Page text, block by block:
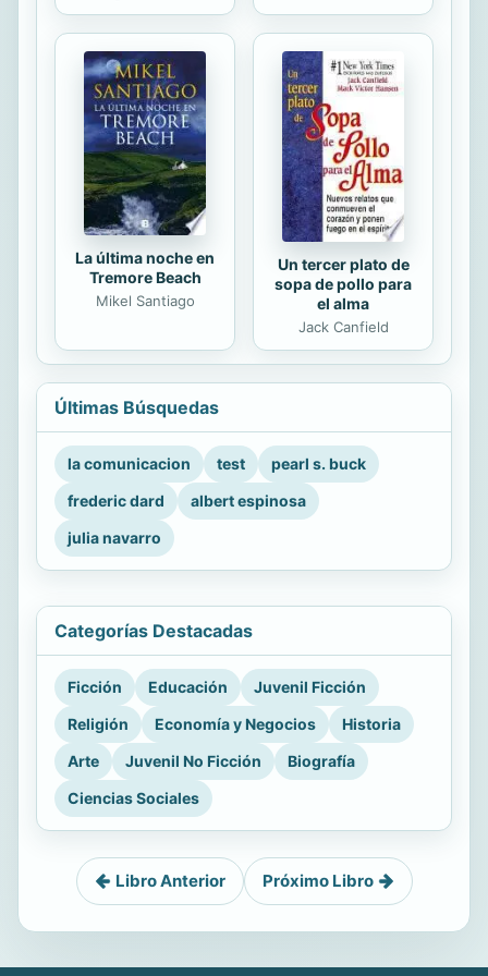
La última noche en
Tremore Beach
Mikel Santiago
Un tercer plato de
sopa de pollo para
el alma
Jack Canfield
Últimas Búsquedas
la comunicacion test
pearl s. buck
frederic dard
albert espinosa
julia navarro
Categorías Destacadas
Ficción Educación
Juvenil Ficción
Religión
Economía y Negocios
Historia
Arte
Juvenil No Ficción
Biografía
Ciencias Sociales
Libro Anterior Próximo Libro